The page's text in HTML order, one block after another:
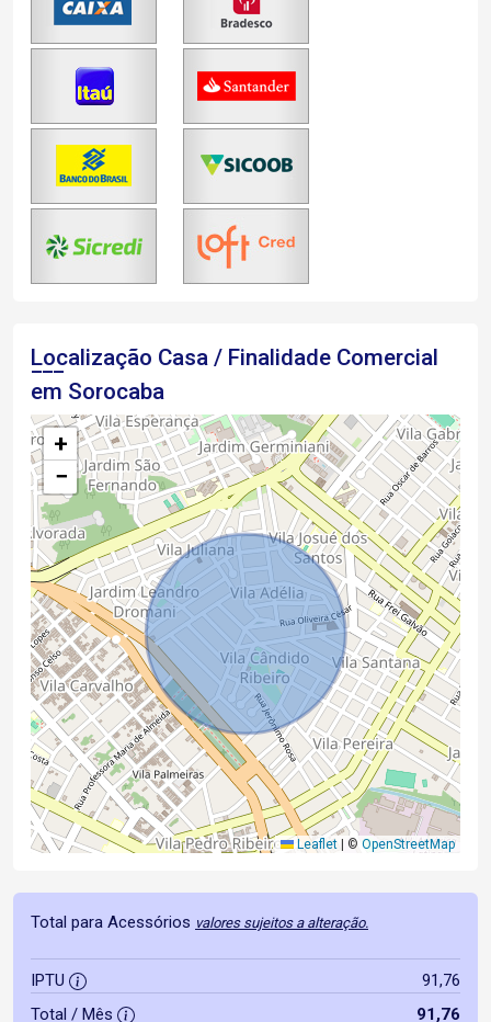
Localização Casa / Finalidade Comercial
em Sorocaba
+
−
Leaflet © OpenStreetMap
Total para Acessórios valores sujeitos a alteração.
IPTU
91,76
Total / Mês
91,76